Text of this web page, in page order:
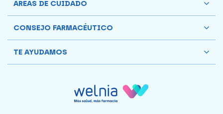
ÁREAS DE CUIDADO
CONSEJO FARMACÉUTICO
TE AYUDAMOS